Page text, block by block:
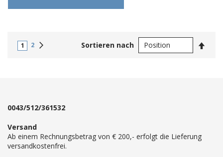
1 2 Sortieren nach
0043/512/361532
Versand
Ab einem Rechnungsbetrag von € 200,- erfolgt die Lieferung
versandkostenfrei.